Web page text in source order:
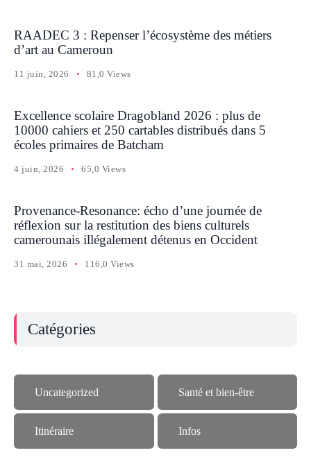
RAADEC 3 : Repenser l’écosystème des métiers
d’art au Cameroun
11 juin, 2026 81,0 Views
Excellence scolaire Dragobland 2026 : plus de
10000 cahiers et 250 cartables distribués dans 5
écoles primaires de Batcham
4 juin, 2026 65,0 Views
Provenance-Resonance: écho d’une journée de
réflexion sur la restitution des biens culturels
camerounais illégalement détenus en Occident
31 mai, 2026 116,0 Views
Catégories
Uncategorized Santé et bien-être
Itinéraire Infos